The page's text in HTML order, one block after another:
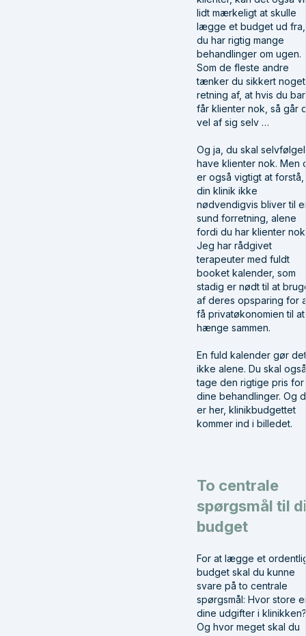
lidt mærkeligt at skulle
lægge et budget ud
du har rigtig mange
behandlinger om ugen.
Som de fleste andre
tænker du sikkert
retning af, at hvis du
får klienter nok, så går
vel af sig selv …
Og ja, du skal
have klienter nok. Men
er også vigtigt at forstå,
din klinik ikke
nødvendigvis bliver til
sund forretning, alene
fordi du har klienter
Jeg har rådgivet
terapeuter med fuldt
booket kalender, som
stadig er nødt til at
af deres opsparing for
få privatøkonomien til at
hænge sammen.
En fuld kalender gør det
ikke alene. Du skal også
tage den rigtige pris for
dine behandlinger. Og
er her, klinikbudgettet
kommer ind i billedet.
To centrale
spørgsmål til
budget
For at lægge et
budget skal du kunne
svare på to centrale
spørgsmål: Hvor store
dine udgifter i klinikken?
Og hvor meget skal du